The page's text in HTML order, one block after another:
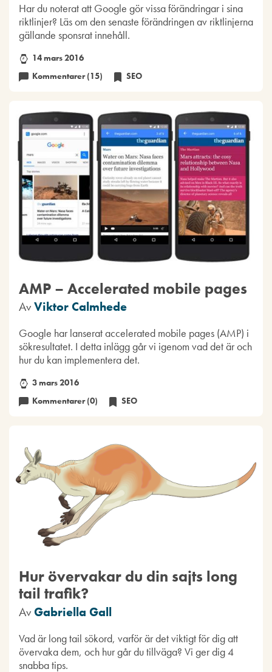
Har du noterat att Google gör vissa förändringar i sina
riktlinjer? Läs om den senaste förändringen av riktlinjerna
gällande sponsrat innehåll.
14 mars 2016
Kommentarer (15)
SEO
AMP – Accelerated mobile pages
AvViktor Calmhede
Google har lanserat accelerated mobile pages (AMP) i
sökresultatet. I detta inlägg går vi igenom vad det är och
hur du kan implementera det.
3 mars 2016
Kommentarer (0)
SEO
Hur övervakar du din sajts long
tail trafik?
AvGabriella Gall
Vad är long tail sökord, varför är det viktigt för dig att
övervaka dem, och hur går du tillväga? Vi ger dig 4
snabba tips.